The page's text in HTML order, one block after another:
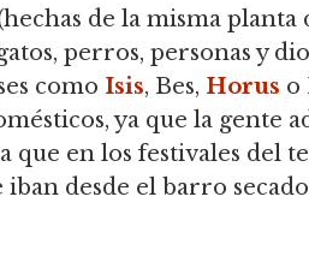
de la misma planta
perros, personas y
como Isis, Bes, Horus o
ya que la gente
en los festivales del
desde el barro